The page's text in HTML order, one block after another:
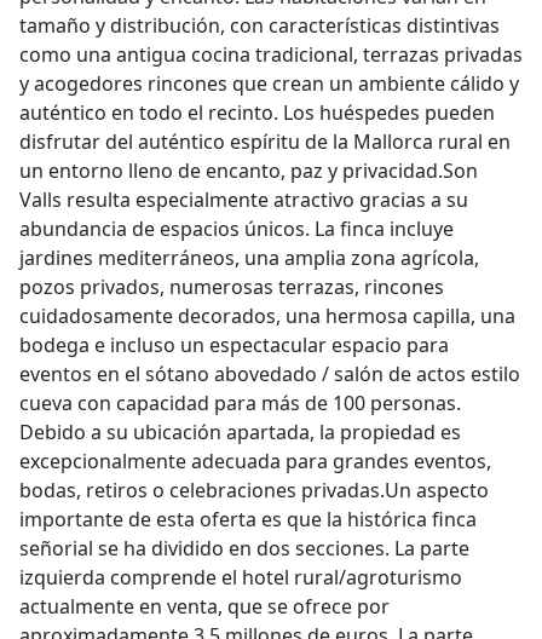
tamaño y distribución, con características distintivas
como una antigua cocina tradicional, terrazas privadas
y acogedores rincones que crean un ambiente cálido y
auténtico en todo el recinto. Los huéspedes pueden
disfrutar del auténtico espíritu de la Mallorca rural en
un entorno lleno de encanto, paz y privacidad.Son
Valls resulta especialmente atractivo gracias a su
abundancia de espacios únicos. La finca incluye
jardines mediterráneos, una amplia zona agrícola,
pozos privados, numerosas terrazas, rincones
cuidadosamente decorados, una hermosa capilla, una
bodega e incluso un espectacular espacio para
eventos en el sótano abovedado / salón de actos estilo
cueva con capacidad para más de 100 personas.
Debido a su ubicación apartada, la propiedad es
excepcionalmente adecuada para grandes eventos,
bodas, retiros o celebraciones privadas.Un aspecto
importante de esta oferta es que la histórica finca
señorial se ha dividido en dos secciones. La parte
izquierda comprende el hotel rural/agroturismo
actualmente en venta, que se ofrece por